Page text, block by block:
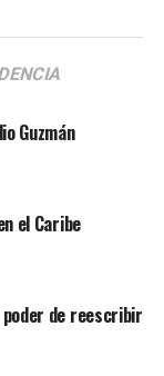
Guzmán
el Caribe
de reescribir